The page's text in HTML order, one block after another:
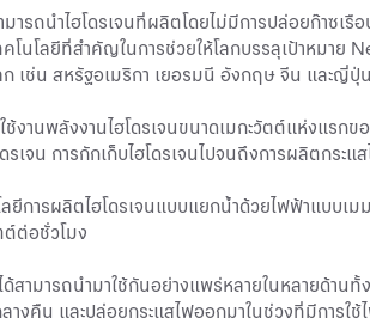
มารถนำไฮโดรเจนที่ผลิตโดยไม่มีการปล่อยก๊าซ
คโนโลยีที่สำคัญในการช่วยให้โลกบรรลุเป้าหมา
เช่น สหรัฐอเมริกา เยอรมนี อังกฤษ จีน และญี่
ช้งานพลังงานไฮโดรเจนขนาดเมกะวัตต์แห่งแร
เจน การกักเก็บไฮโดรเจนไปจนถึงการผลิตกระแส
ยีการผลิตไฮโดรเจนแบบแยกน้ำด้วยไฟฟ้าแบบเ
ต์ต่อชั่วโมง
สามารถนำมาใช้กันอย่างแพร่หลายในหลายด้าน
ลางคืน และปล่อยกระแสไฟออกมาในช่วงที่มีการใ